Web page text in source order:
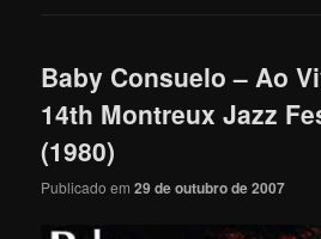
Baby Consuelo – Ao
14th Montreux Jazz
(1980)
Publicado em29 de outubro de 2007